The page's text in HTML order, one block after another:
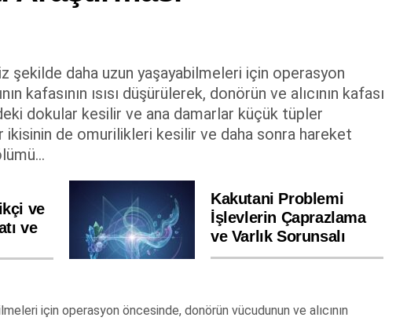
şekilde daha uzun yaşayabilmeleri için operasyon
kafasının ısısı düşürülerek, donörün ve alıcının kafası
dokular kesilir ve ana damarlar küçük tüpler
ikisinin de omurilikleri kesilir ve daha sonra hareket
ve
ve
Kakutani Problemi
İşlevlerin Çaprazlama
ve Varlık Sorunsalı
için operasyon öncesinde, donörün vücudunun ve alıcının